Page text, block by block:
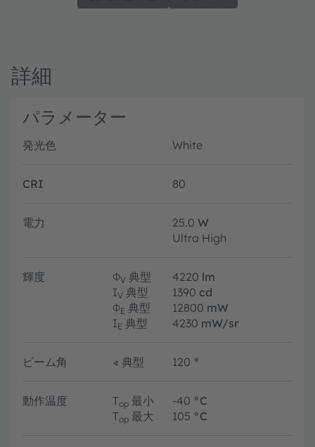
詳細
パラメーター
発光色 White
CRI 80
電力 25.0 W
Ultra High
輝度 ΦV 典型 4220 lm
IV 典型 1390 cd
ΦE 典型 12800 mW
IE 典型 4230 mW/sr
ビーム角 ∢ 典型 120 °
動作温度 Top 最小 -40 °C
Top 最大 105 °C